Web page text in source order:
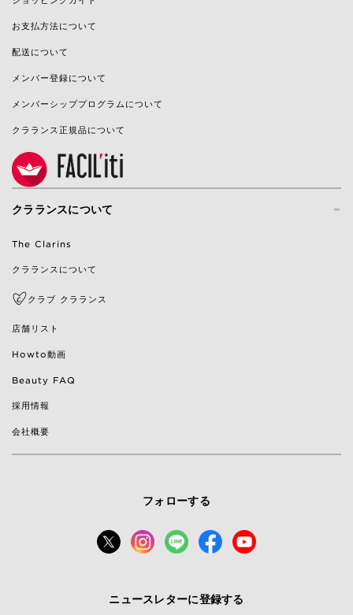
お支払方法について
配送について
メンバー登録について
メンバーシッププログラムについて
クラランス正規品について
-
クラランスについて
The Clarins
クラランスについて
クラブ クラランス
店舗リスト
Howto動画
Beauty FAQ
採用情報
会社概要
フォローする
ニュースレターに登録する